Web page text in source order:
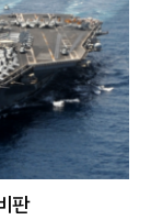
판